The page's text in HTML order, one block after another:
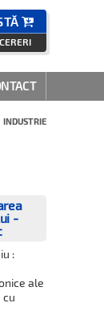

CERERI
INDUSTRIE
-
:
ale